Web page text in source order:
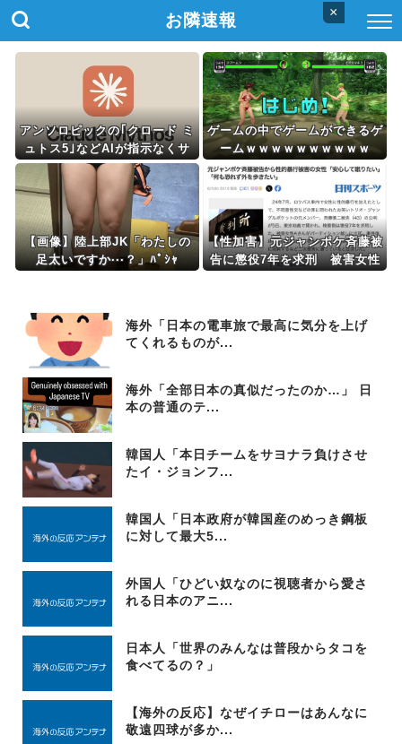
×
お隣速報
アンソロピックの｢クロード ミ
ュトス5｣などAIが指示なくサ
イバー攻撃 性能評価試験中に
人になりすまし偽のメッセージ
を送るなど
ゲームの中でゲームができるゲ
ームｗｗｗｗｗｗｗｗｗｗ
【画像】陸上部JK「わたしの
足太いですか···？」ﾊﾟｼｬ
【性加害】元ジャンポケ斉藤被
告に懲役7年を求刑 被害女性
海外「日本の電車旅で最高に気分を上げ
てくれるものが...
海外「全部日本の真似だったのか…」 日
本の普通のテ...
韓国人「本日チームをサヨナラ負けさせ
たイ・ジョンフ...
韓国人「日本政府が韓国産のめっき鋼板
に対して最大5...
外国人「ひどい奴なのに視聴者から愛さ
れる日本のアニ...
日本人「世界のみんなは普段からタコを
食べてるの？」
【海外の反応】なぜイチローはあんなに
敬遠四球が多か...